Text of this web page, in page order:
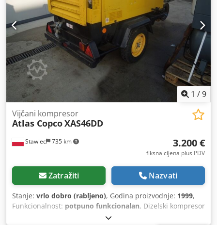
1 /9
Stawiec 735 km
Vijčani kompresor
Atlas CopcoXAS46DD
3.200 €
fiksna cijena plus PDV
Zatražiti Nazvati
Stanje: vrlo dobro (rabljeno), Godina proizvodnje: 1999,
Funkcionalnost: potpuno funkcionalan, Dizelski kompresor
ATLAS COPCO XAS46DD nakon servisa!!! Kompresor